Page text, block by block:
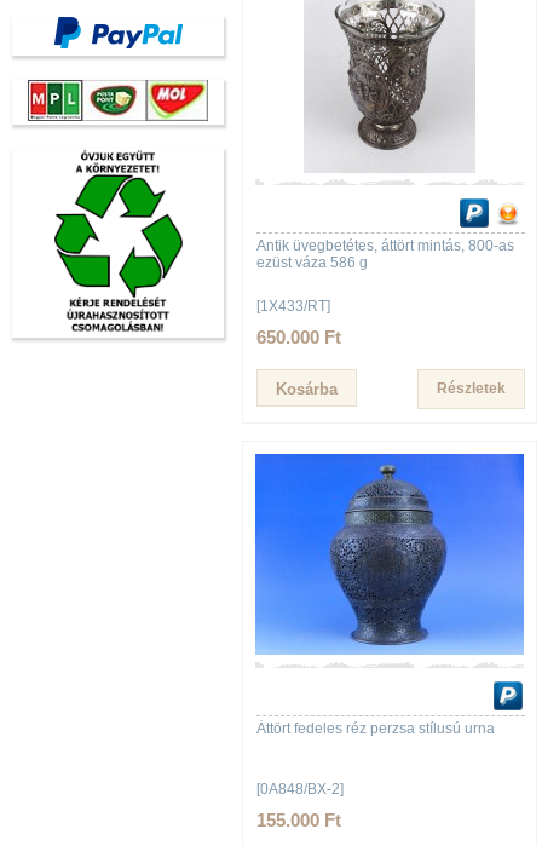
Antik üvegbetétes, áttört mintás, 800-as
ezüst váza 586 g
[1X433/RT]
650.000 Ft
Részletek
Áttört fedeles réz perzsa stílusú urna
[0A848/BX-2]
155.000 Ft